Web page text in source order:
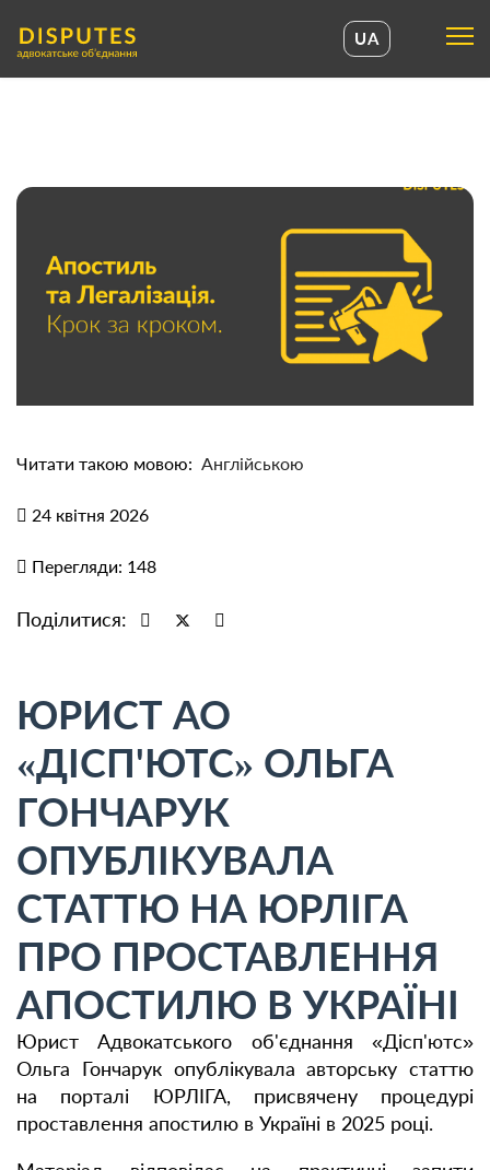
UA
UA
Читати такою мовою: Англійською
24 квітня 2026
Перегляди: 148
Поділитися:
ЮРИСТ АО
«ДІСП'ЮТС» ОЛЬГА
ГОНЧАРУК
ОПУБЛІКУВАЛА
СТАТТЮ НА ЮРЛІГА
ПРО ПРОСТАВЛЕННЯ
АПОСТИЛЮ В УКРАЇНІ
Юрист Адвокатського об'єднання «Дісп'ютс»
Ольга Гончарук опублікувала авторську статтю
на порталі ЮРЛІГА, присвячену процедурі
проставлення апостилю в Україні в 2025 році.